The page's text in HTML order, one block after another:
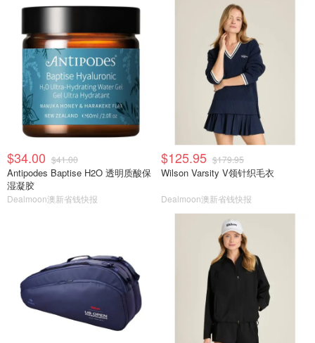
$34.00 $41.00
Antipodes Baptise H2O 透明质酸保
湿凝胶
Dealmoon澳新省钱快报
$125.95 $179.95
Wilson Varsity V领针织毛衣
Dealmoon澳新省钱快报